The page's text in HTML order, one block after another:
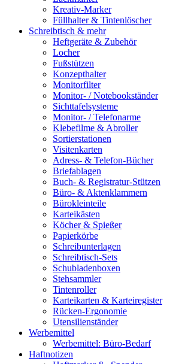
Kreativ-Marker
Füllhalter & Tintenlöscher
Schreibtisch & mehr
Heftgeräte & Zubehör
Locher
Fußstützen
Konzepthalter
Monitorfilter
Monitor- / Notebookständer
Sichttafelsysteme
Monitor- / Telefonarme
Klebefilme & Abroller
Sortierstationen
Visitenkarten
Adress- & Telefon-Bücher
Briefablagen
Buch- & Registratur-Stützen
Büro- & Aktenklammern
Bürokleinteile
Karteikästen
Köcher & Spießer
Papierkörbe
Schreibunterlagen
Schreibtisch-Sets
Schubladenboxen
Stehsammler
Tintenroller
Karteikarten & Karteiregister
Rücken-Ergonomie
Utensilienständer
Werbemittel
Werbemittel: Büro-Bedarf
Haftnotizen